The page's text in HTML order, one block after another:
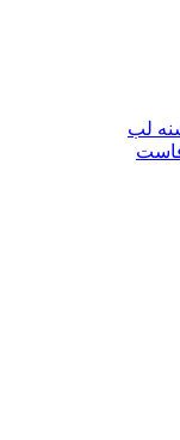
لب